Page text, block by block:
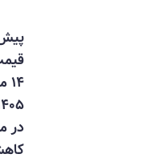
پیش‌بینی
قیمت دلار
۱۴ مرداد
۱۴۰۵ / دلار
در مسیر
کاهش یا